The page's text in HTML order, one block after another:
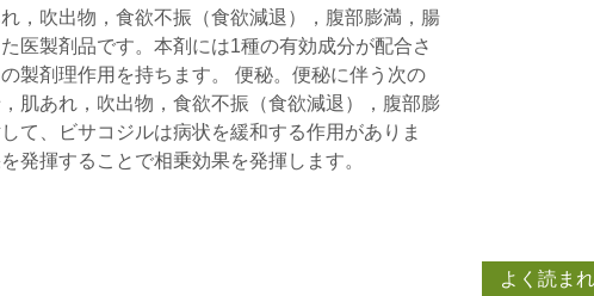
，吹出物，食欲不振（食欲減退），腹部膨満，腸
医製剤品です。本剤には1種の有効成分が配合さ
製剤理作用を持ちます。 便秘。便秘に伴う次の
肌あれ，吹出物，食欲不振（食欲減退），腹部膨
て、ビサコジルは病状を緩和する作用がありま
発揮することで相乗効果を発揮します。
よく読ま